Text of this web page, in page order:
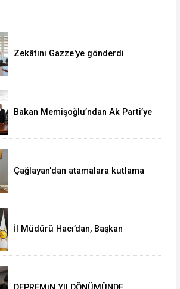
Zekâtını Gazze'ye gönderdi
Bakan Memişoğlu’ndan Ak Parti’ye
Çağlayan'dan atamalara kutlama
İl Müdürü Hacı’dan, Başkan